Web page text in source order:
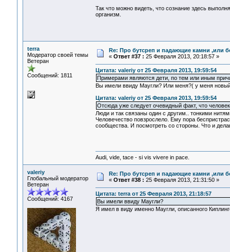
Так что можно видеть, что сознание здесь
организм.
terra
Модератор своей темы
Ветеран
Сообщений: 1811
Re: Про бутсреп и падающие камни ,или
« Ответ #37 : 25 Февраля 2013, 20:18:57 »
Цитата: valeriy от 25 Февраля 2013, 19:59:54
Примерами являются дети, по тем или иным
Вы имели ввиду Маугли? Или меня?( у меня
Цитата: valeriy от 25 Февраля 2013, 19:59:54
Отсюда уже следует очевидный факт, что
Люди и так связаны один с другим.. тонкими
Человечество повзрослело. Ему пора
сообщества. И посмотреть со стороны. Что и
Audi, vide, tace - si vis vivere in pace.
valeriy
Глобальный модератор
Ветеран
Сообщений: 4167
Re: Про бутсреп и падающие камни ,или
« Ответ #38 : 25 Февраля 2013, 21:31:50 »
Цитата: terra от 25 Февраля 2013, 21:18:57
Вы имели ввиду Маугли?
Я имел в виду именно Маугли, описанного